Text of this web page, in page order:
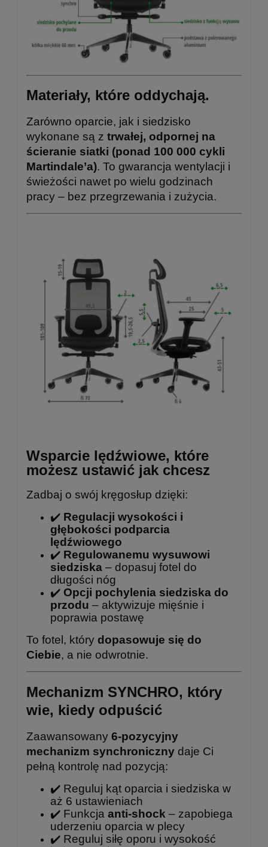
Materiały, które oddychają.
Zarówno oparcie, jak i siedzisko
wykonane są z trwałej, odpornej na
ścieranie siatki (ponad 100 000 cykli
Martindale’a). To gwarancja wentylacji i
świeżości nawet po wielu godzinach
pracy – bez przegrzewania i zużycia.
Wsparcie lędźwiowe, które
możesz ustawić jak chcesz
Zadbaj o swój kręgosłup dzięki:
✔️ Regulacji wysokości i
głębokości podparcia
lędźwiowego
✔️ Regulowanemu wysuwowi
siedziska – dopasuj fotel do
długości nóg
✔️ Opcji pochylenia siedziska do
przodu – aktywizuje mięśnie i
poprawia postawę
To fotel, który dopasowuje się do
Ciebie, a nie odwrotnie.
Mechanizm SYNCHRO, który
wie, kiedy odpuścić
Zaawansowany 6-pozycyjny
mechanizm synchroniczny daje Ci
pełną kontrolę nad pozycją:
✔️ Reguluj kąt oparcia i siedziska w
aż 6 ustawieniach
✔️ Funkcja anti-shock – zapobiega
uderzeniu oparcia w plecy
✔️ Reguluj siłę oporu i wysokość